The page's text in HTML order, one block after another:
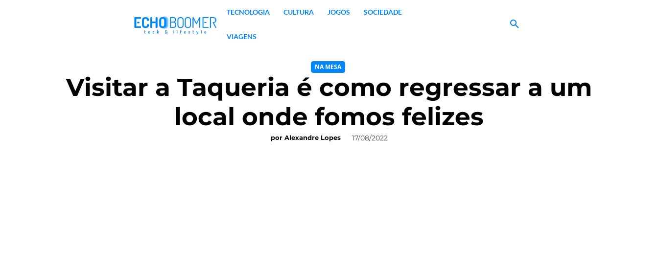
TECNOLOGIA CULTURA JOGOS SOCIEDADE
VIAGENS
NA MESA
Visitar a Taqueria é como regressar a um
local onde fomos felizes
por Alexandre Lopes 17/08/2022